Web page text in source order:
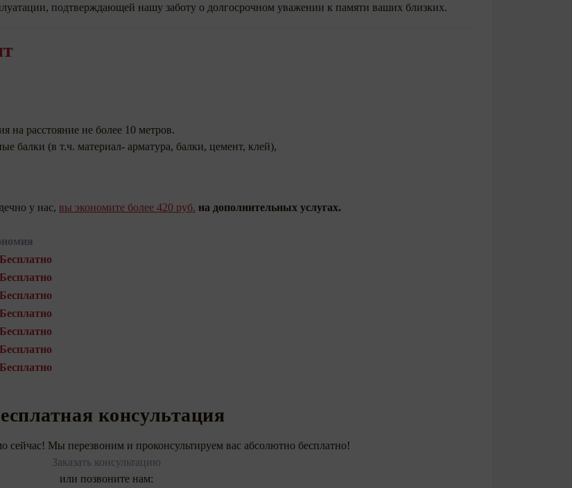
подтверждающей нашу заботу о долгосрочном уважении к памяти ваших близких.
на расстояние не более 10 метров.
балки (в т.ч. материал- арматура, балки, цемент, клей),
у нас, вы экономите более 420 руб. на дополнительных услугах.
Бесплатно
Бесплатно
Бесплатно
Бесплатно
Бесплатно
Бесплатно
Бесплатно
консультация
сейчас! Мы перезвоним и проконсультируем вас абсолютно бесплатно!
Заказать консультацию
или позвоните нам: